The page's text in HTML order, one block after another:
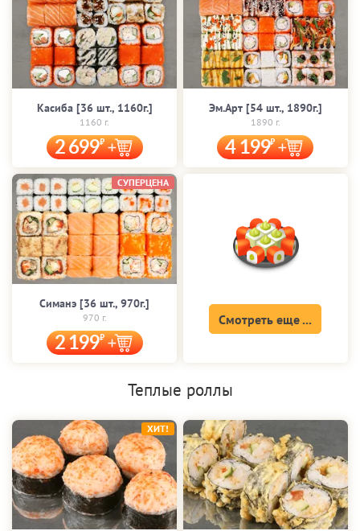
Касиба [36 шт., 1160г.]
1160 г.
2 699
Эм.Арт [54 шт., 1890г.]
1890 г.
4 199
Симанэ [36 шт., 970г.]
970 г.
2 199
СУПЕРЦЕНА
Смотреть еще ...
Теплые роллы
ХИТ!